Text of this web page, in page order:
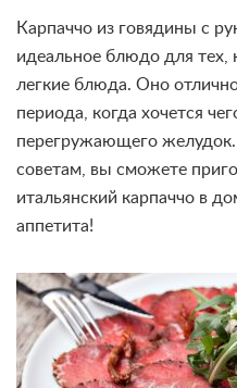
Карпаччо из говядины с
идеальное блюдо для тех,
легкие блюда. Оно
периода, когда хочется
перегружающего
советам, вы сможете
итальянский карпаччо в
аппетита!